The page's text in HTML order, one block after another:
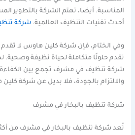
المناسبة. أيضا، تهتم الشركة بالتطوير
أحدث تقنيات التنظيف العالمية.شركة
وفي الختام، فإن شركة كلين هاوس لا
تقدم حلولًا متكاملة لحياة نظيفة وصحية.
شركة تنظيف في مشرف تجمع بين
والالتزام بالجودة، فلا بديل عن شركة
شركة تنظيف بالبخار في مشرف
تُعد شركة تنظيف بالبخار في مشرف من